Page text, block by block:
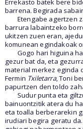
Errekasto batek bere
barrena. Begirada
Etengabe agertzen
barrura labaintzeko
ukitzen zuen eran,
komunean egindakoak
Gogo hari higuina
gezur bat da, eta
material merkez eginda
Fermin Txiletarra, Toni
papurtzen den toldo
Sudur punta eta
bainuontzitik atera du
eta toalla berberarekin
irudiari begira geratu